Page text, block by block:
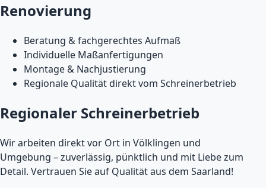
Renovierung
Beratung & fachgerechtes Aufmaß
Individuelle Maßanfertigungen
Montage & Nachjustierung
Regionale Qualität direkt vom Schreinerbetrieb
Regionaler Schreinerbetrieb
Wir arbeiten direkt vor Ort in Völklingen und
Umgebung – zuverlässig, pünktlich und mit Liebe zum
Detail. Vertrauen Sie auf Qualität aus dem Saarland!